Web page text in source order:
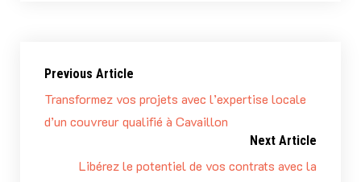
Previous Article
Transformez vos projets avec l’expertise locale
d’un couvreur qualifié à Cavaillon
Next Article
Libérez le potentiel de vos contrats avec la